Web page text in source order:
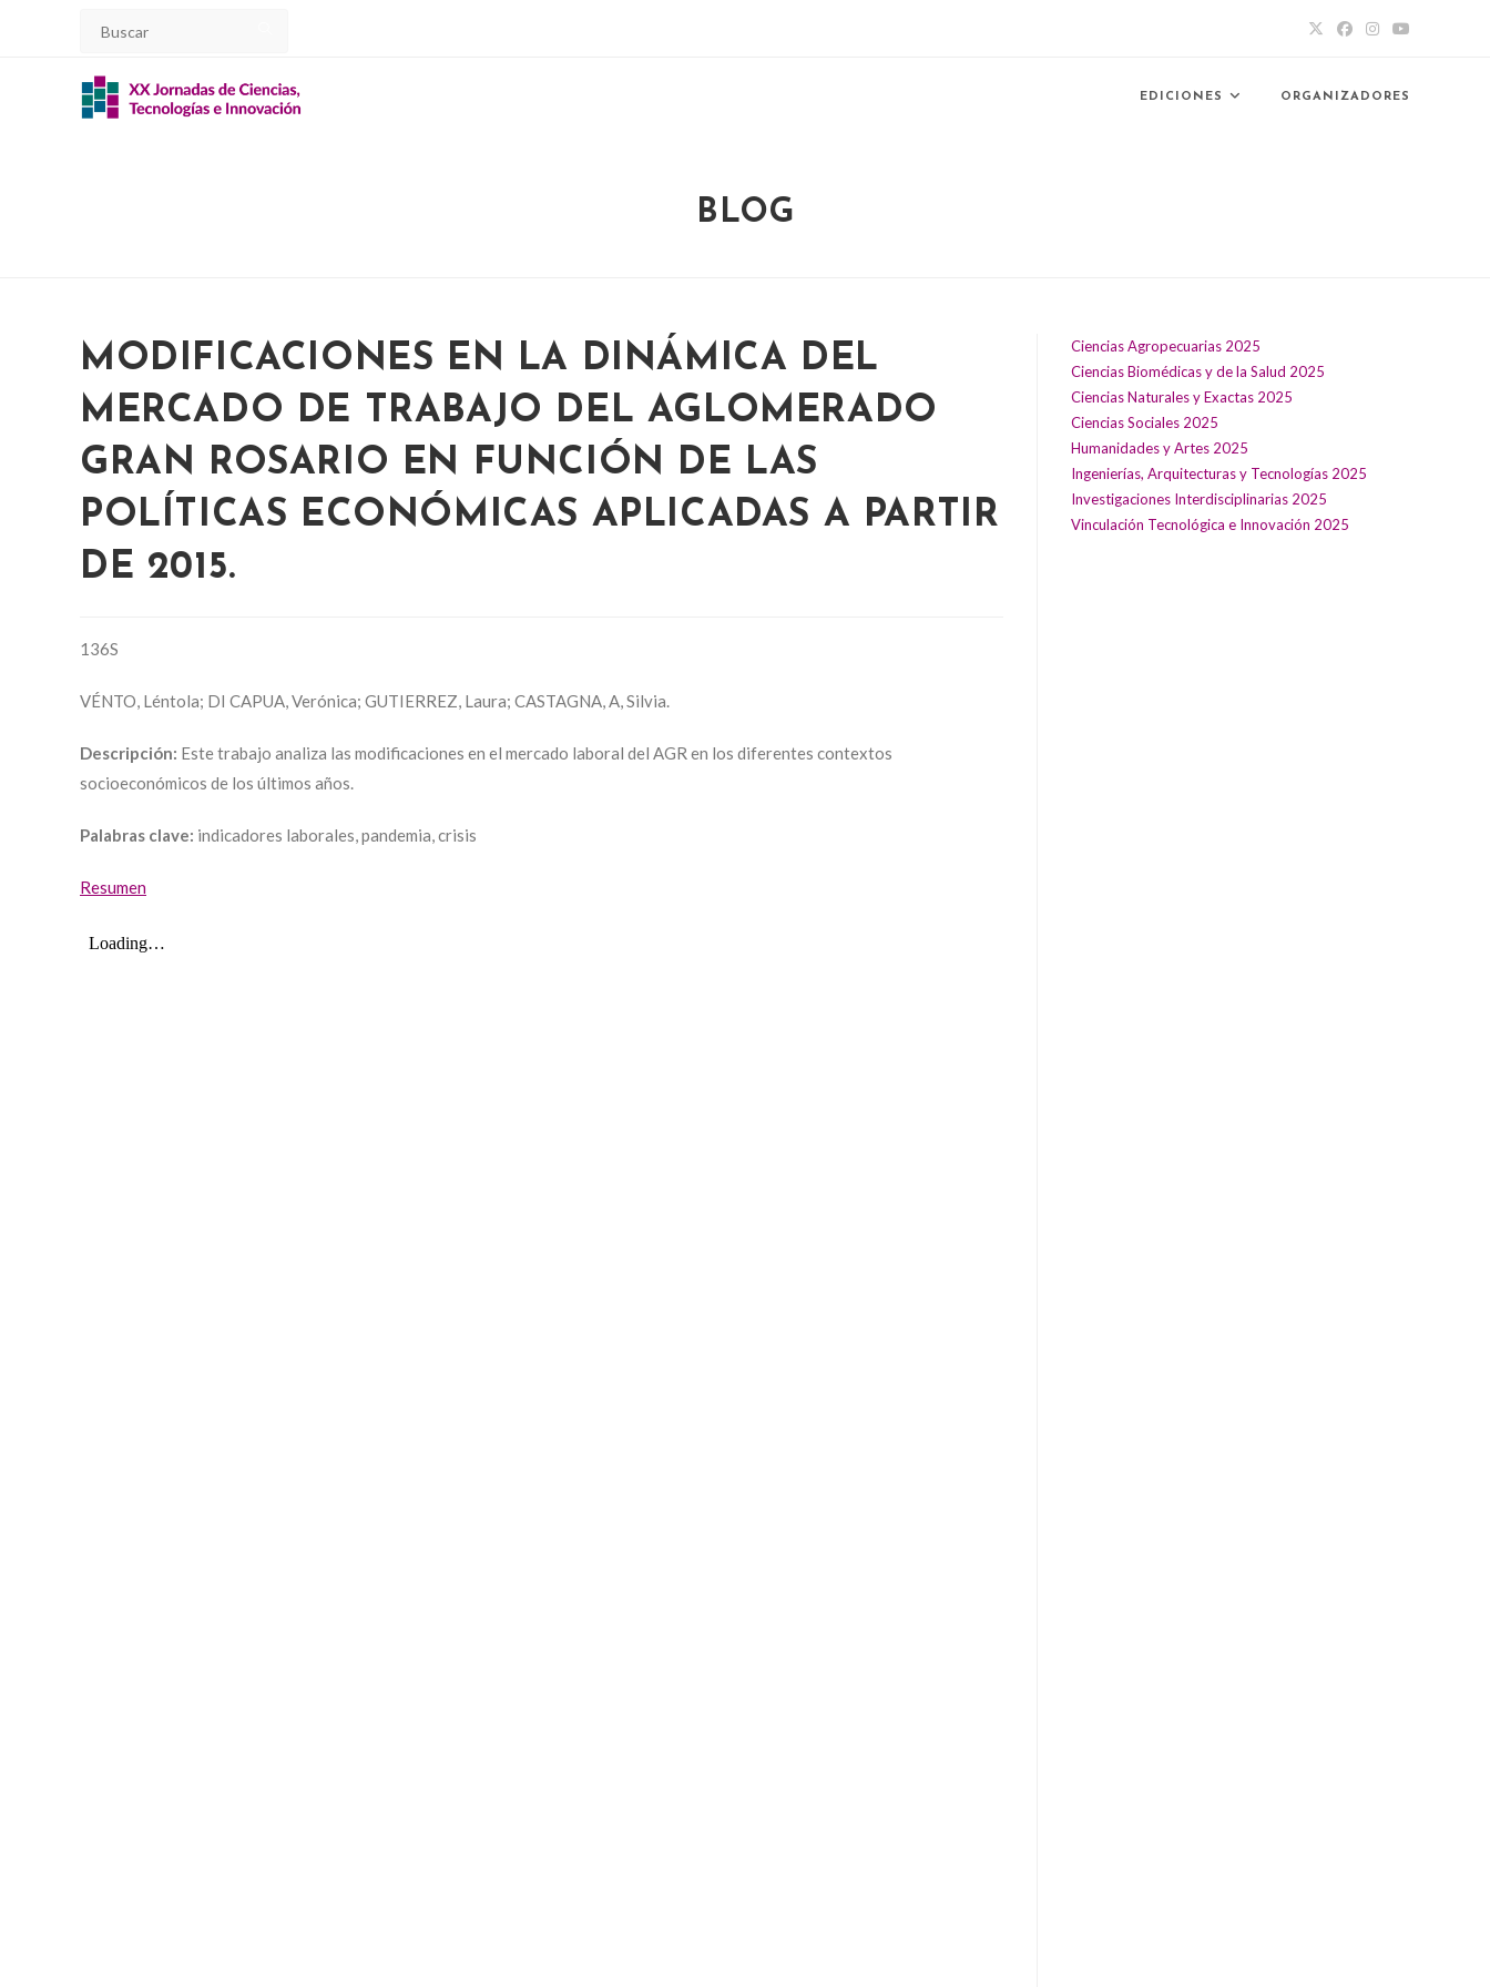
EDICIONES ORGANIZADORES
BLOG
MODIFICACIONES EN LA DINÁMICA DEL
MERCADO DE TRABAJO DEL AGLOMERADO
GRAN ROSARIO EN FUNCIÓN DE LAS
POLÍTICAS ECONÓMICAS APLICADAS A PARTIR
DE 2015.
136S
VÉNTO, Léntola; DI CAPUA, Verónica; GUTIERREZ, Laura; CASTAGNA, A, Silvia.
Descripción: Este trabajo analiza las modificaciones en el mercado laboral del AGR en los diferentes contextos
socioeconómicos de los últimos años.
Palabras clave: indicadores laborales, pandemia, crisis
Resumen
Ciencias Agropecuarias 2025
Ciencias Biomédicas y de la Salud 2025
Ciencias Naturales y Exactas 2025
Ciencias Sociales 2025
Humanidades y Artes 2025
Ingenierías, Arquitecturas y Tecnologías 2025
Investigaciones Interdisciplinarias 2025
Vinculación Tecnológica e Innovación 2025